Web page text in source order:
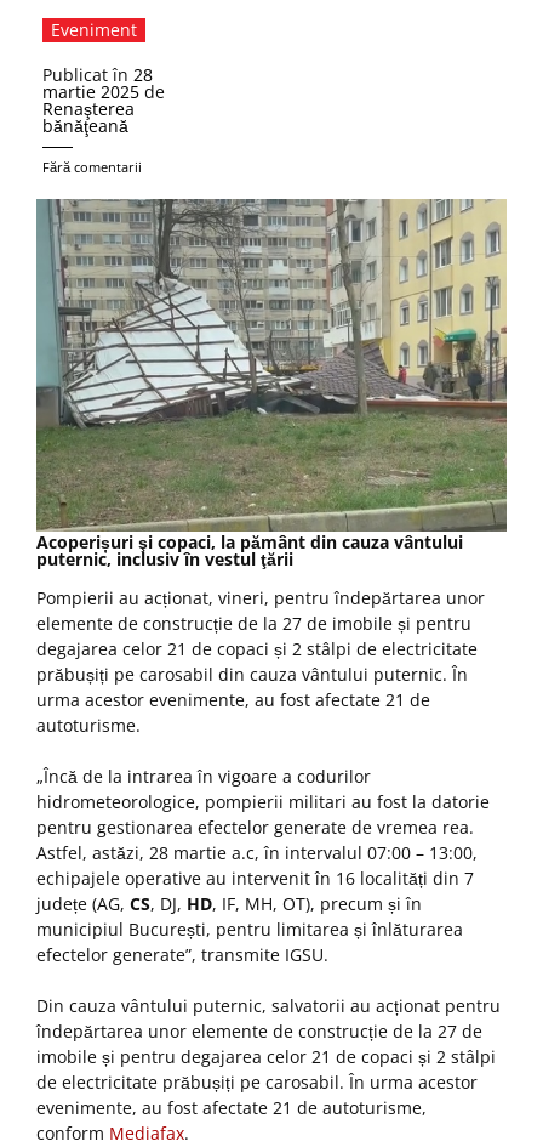
Eveniment
Publicat în 28
martie 2025 de
Renaşterea
bănăţeană
Fără comentarii
Acoperișuri şi copaci, la pământ din cauza vântului
puternic, inclusiv în vestul ţării
Pompierii au acționat, vineri, pentru îndepărtarea unor
elemente de construcție de la 27 de imobile și pentru
degajarea celor 21 de copaci și 2 stâlpi de electricitate
prăbușiți pe carosabil din cauza vântului puternic. În
urma acestor evenimente, au fost afectate 21 de
autoturisme.
„Încă de la intrarea în vigoare a codurilor
hidrometeorologice, pompierii militari au fost la datorie
pentru gestionarea efectelor generate de vremea rea.
Astfel, astăzi, 28 martie a.c, în intervalul 07:00 – 13:00,
echipajele operative au intervenit în 16 localități din 7
județe (AG, CS, DJ, HD, IF, MH, OT), precum și în
municipiul București, pentru limitarea și înlăturarea
efectelor generate”, transmite IGSU.
Din cauza vântului puternic, salvatorii au acționat pentru
îndepărtarea unor elemente de construcție de la 27 de
imobile și pentru degajarea celor 21 de copaci și 2 stâlpi
de electricitate prăbușiți pe carosabil. În urma acestor
evenimente, au fost afectate 21 de autoturisme,
conform Mediafax.